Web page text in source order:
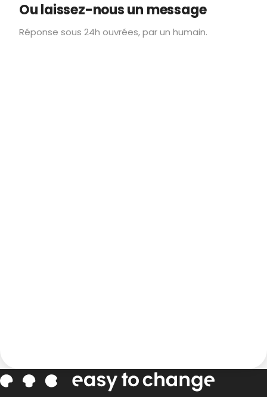
Ou laissez-nous un message
Réponse sous 24h ouvrées, par un humain.
Corentin · Easy to Change 📅